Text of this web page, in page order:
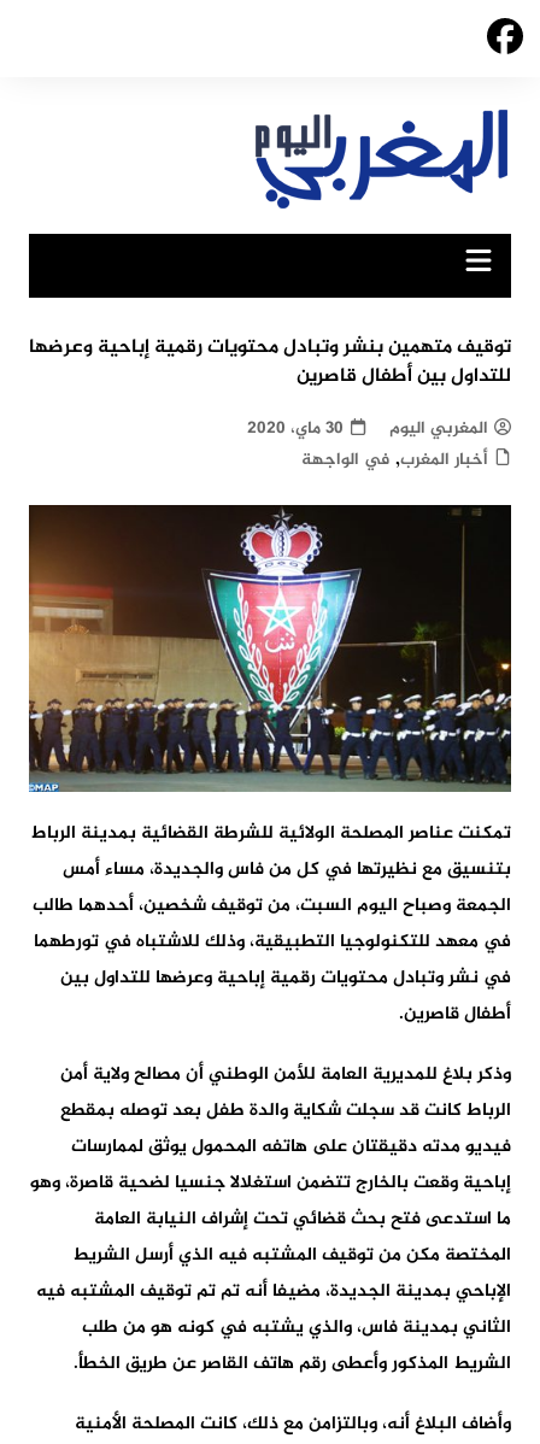
Skip
توقيف متهمين بنشر وتبادل محتويات رقمية إباحية وعرضها
للتداول بين أطفال قاصرين
المغربي اليوم
30 ماي، 2020
أخبار المغرب, في الواجهة
تمكنت عناصر المصلحة الولائية للشرطة القضائية بمدينة الرباط
بتنسيق مع نظيرتها في كل من فاس والجديدة، مساء أمس
الجمعة وصباح اليوم السبت، من توقيف شخصين، أحدهما طالب
في معهد للتكنولوجيا التطبيقية، وذلك للاشتباه في تورطهما
في نشر وتبادل محتويات رقمية إباحية وعرضها للتداول بين
أطفال قاصرين.
وذكر بلاغ للمديرية العامة للأمن الوطني أن مصالح ولاية أمن
الرباط كانت قد سجلت شكاية والدة طفل بعد توصله بمقطع
فيديو مدته دقيقتان على هاتفه المحمول يوثق لممارسات
إباحية وقعت بالخارج تتضمن استغلالا جنسيا لضحية قاصرة، وهو
ما استدعى فتح بحث قضائي تحت إشراف النيابة العامة
المختصة مكن من توقيف المشتبه فيه الذي أرسل الشريط
الإباحي بمدينة الجديدة، مضيفا أنه تم تم توقيف المشتبه فيه
الثاني بمدينة فاس، والذي يشتبه في كونه هو من طلب
الشريط المذكور وأعطى رقم هاتف القاصر عن طريق الخطأ.
وأضاف البلاغ أنه، وبالتزامن مع ذلك، كانت المصلحة الأمنية